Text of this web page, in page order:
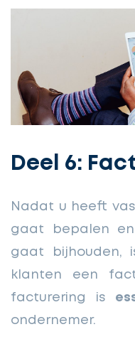
Deel 6:
Nadat u heeft
gaat bepalen
gaat bijhouden,
klanten een
facturering is
ondernemer.